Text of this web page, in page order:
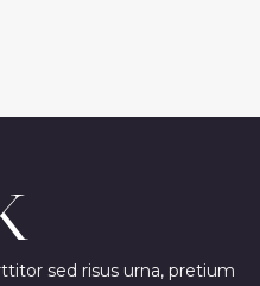
sed risus urna, pretium